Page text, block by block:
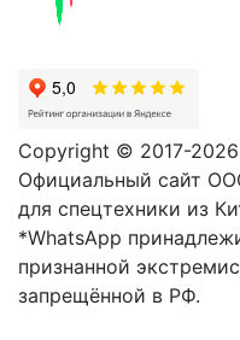
Copyright © 2017-
Официальный сайт
для спецтехники из
*WhatsApp
признанной
запрещённой в РФ.